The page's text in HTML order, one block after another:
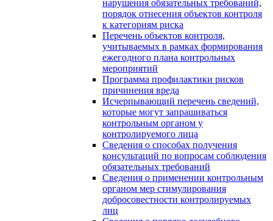
нарушения обязательных требований,
порядок отнесения объектов контроля
к категориям риска
Перечень объектов контроля,
учитываемых в рамках формирования
ежегодного плана контрольных
мероприятий
Программа профилактики рисков
причинения вреда
Исчерпывающий перечень сведений,
которые могут запрашиваться
контрольным органом у
контролируемого лица
Сведения о способах получения
консультаций по вопросам соблюдения
обязательных требований
Сведения о применении контрольным
органом мер стимулирования
добросовестности контролируемых
лиц